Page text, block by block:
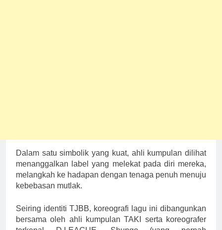
Dalam satu simbolik yang kuat, ahli kumpulan dilihat
menanggalkan label yang melekat pada diri mereka,
melangkah ke hadapan dengan tenaga penuh menuju
kebebasan mutlak.
Seiring identiti TJBB, koreografi lagu ini dibangunkan
bersama oleh ahli kumpulan TAKI serta koreografer